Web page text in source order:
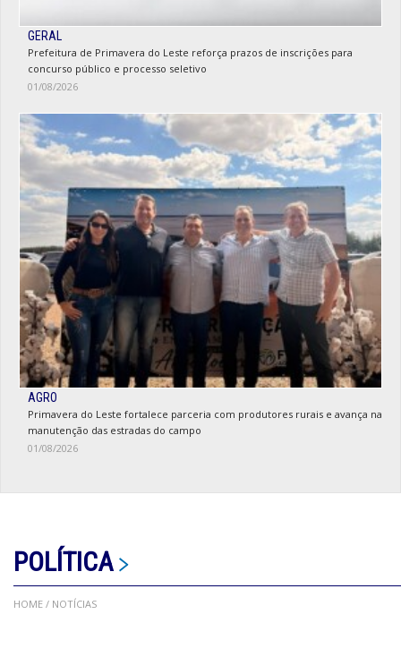
GERAL
Prefeitura de Primavera do Leste reforça prazos de inscrições para
concurso público e processo seletivo
01/08/2026
AGRO
Primavera do Leste fortalece parceria com produtores rurais e avança na
manutenção das estradas do campo
01/08/2026
POLÍTICA
HOME / NOTÍCIAS